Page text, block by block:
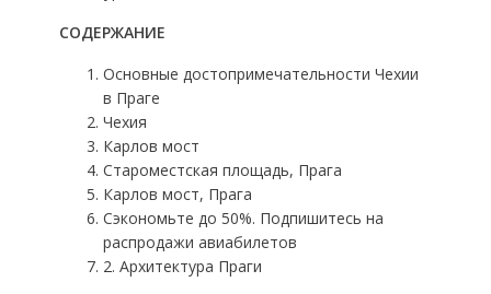
СОДЕРЖАНИЕ
Основные достопримечательности Чехии
в Праге
Чехия
Карлов мост
Староместская площадь, Прага
Карлов мост, Прага
Сэкономьте до 50%. Подпишитесь на
распродажи авиабилетов
2. Архитектура Праги